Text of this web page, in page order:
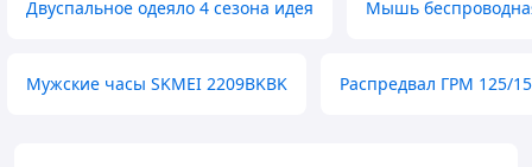
Двуспальное одеяло 4 сезона идея Мышь
Мужские часы SKMEI 2209BKBK Распредвал ГРМ 125/